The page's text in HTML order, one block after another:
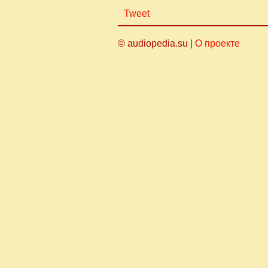
Tweet
© audiopedia.su | О проекте